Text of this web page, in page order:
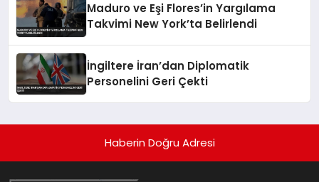
Maduro ve Eşi Flores’in Yargılama
Takvimi New York’ta Belirlendi
İngiltere İran’dan Diplomatik
Personelini Geri Çekti
Haberin Doğru Adresi